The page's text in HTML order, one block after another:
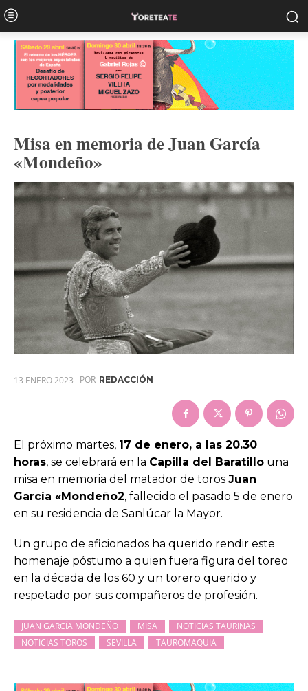
Misa en memoria de Juan García
«Mondeño»
13 ENERO 2023 POR REDACCIÓN
El próximo martes, 17 de enero, a las 20.30
horas, se celebrará en la Capilla del Baratillo una
misa en memoria del matador de toros Juan
García «Mondeño2, fallecido el pasado 5 de enero
en su residencia de Sanlúcar la Mayor.
Un grupo de aficionados ha querido rendir este
homenaje póstumo a quien fuera figura del toreo
en la década de los 60 y un torero querido y
respetado por sus compañeros de profesión.
JUAN GARCÍA MONDEÑO MISA
NOTICIAS TAURINAS
NOTICIAS TOROS
SEVILLA TAUROMAQUIA